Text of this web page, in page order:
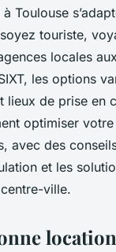
tous
5 min de lecture
Toulouse
touriste,
locales
les options
lieux de prise en
optimiser
avec des
et les
ville.